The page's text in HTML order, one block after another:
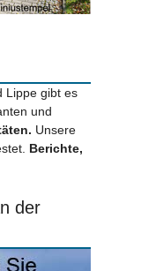
Lippe gibt es
und
Unsere
Berichte,
der